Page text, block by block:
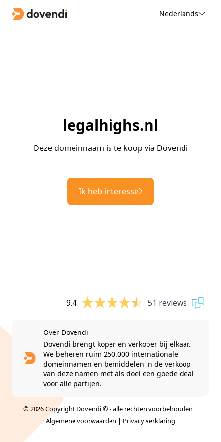
Nederlands
legalhighs.nl
Deze domeinnaam is te koop via Dovendi
Ik heb interesse
9.4 51 reviews
Over Dovendi
Dovendi brengt koper en verkoper bij elkaar.
We beheren ruim 250.000 internationale
domeinnamen en bemiddelen in de verkoop
van deze namen met als doel een goede deal
voor alle partijen.
© 2026 Copyright Dovendi © - alle rechten voorbehouden |
Algemene voorwaarden | Privacy verklaring